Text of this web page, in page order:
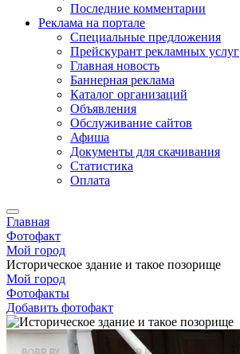
Последние комментарии
Реклама на портале
Специальные предложения
Прейскурант рекламных услуг
Главная новость
Баннерная реклама
Каталог организаций
Объявления
Обслуживание сайтов
Афиша
Документы для скачивания
Статистика
Оплата
Главная
Фотофакт
Мой город
Историческое здание и такое позорище
Мой город
Фотофакты
Добавить фотофакт